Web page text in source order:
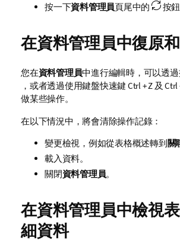
按一下資料管理員頁尾中的 按鈕
在資料管理員中復原
您在資料管理員中進行編輯時，可以透
，或者透過使用鍵盤快速鍵 Ctrl + Z及 Ctrl
做某些操作。
在以下情況中，將會清除操作記錄：
變更檢視，例如從表格概述轉到關
載入資料。
關閉資料管理員。
在資料管理員中檢視
細資料